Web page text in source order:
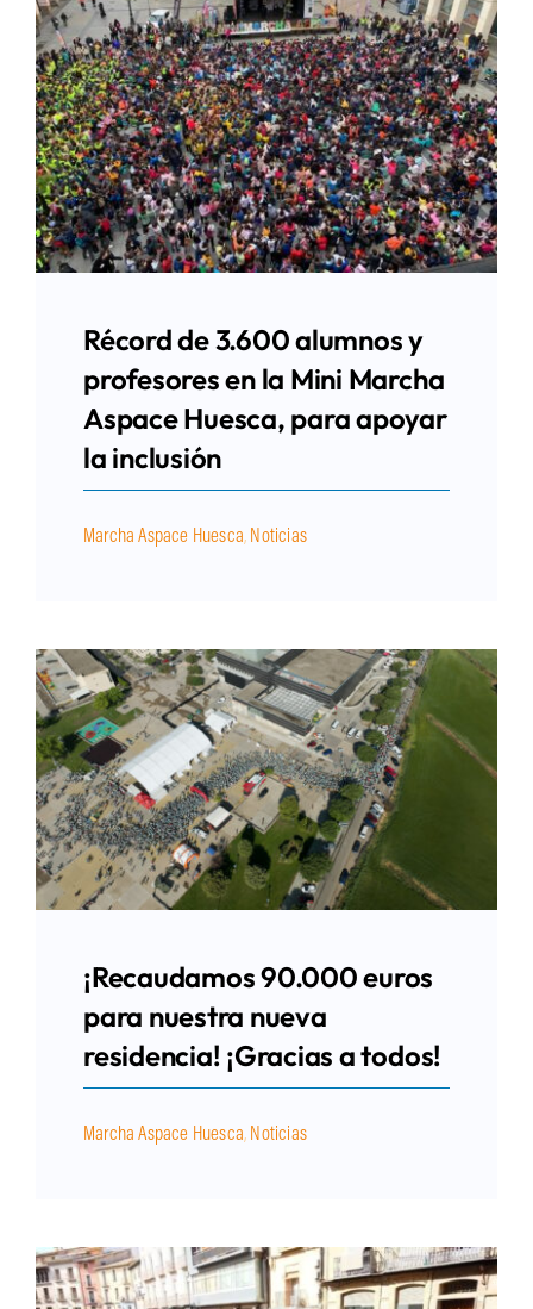
Récord de 3.600 alumnos y
profesores en la Mini Marcha
Aspace Huesca, para apoyar
la inclusión
Marcha Aspace Huesca, Noticias
¡Recaudamos 90.000 euros
para nuestra nueva
residencia! ¡Gracias a todos!
Marcha Aspace Huesca, Noticias